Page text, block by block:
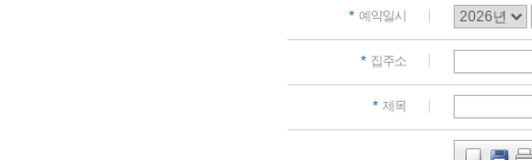
2. 개인정보의
병원은 수집
용자가 제공
* 예약일시
* 집주소
* 제목